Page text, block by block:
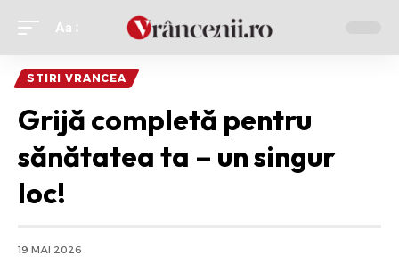
Ajustor
font
Aa
STIRI VRANCEA
Grijă completă pentru
sănătatea ta – un singur
loc!
19 MAI 2026